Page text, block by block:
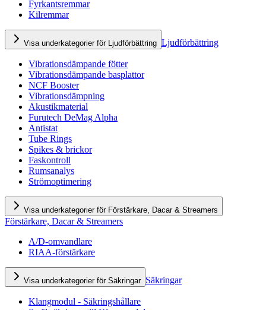
Fyrkantsremmar
Kilremmar
Visa underkategorier för Ljudförbättring Ljudförbättring
Vibrationsdämpande fötter
Vibrationsdämpande basplattor
NCF Booster
Vibrationsdämpning
Akustikmaterial
Furutech DeMag Alpha
Antistat
Tube Rings
Spikes & brickor
Faskontroll
Rumsanalys
Strömoptimering
Visa underkategorier för Förstärkare, Dacar & Streamers
Förstärkare, Dacar & Streamers
A/D-omvandlare
RIAA-förstärkare
Visa underkategorier för Säkringar Säkringar
Klangmodul - Säkringshållare